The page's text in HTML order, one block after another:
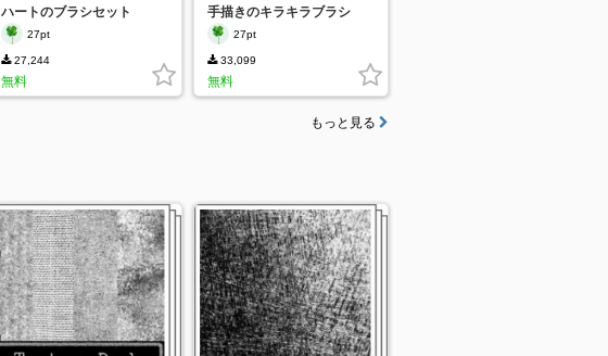
ハートのブラシセット
27pt
27,244
無料
手描きのキラキラブラシ
27pt
33,099
無料
もっと見る